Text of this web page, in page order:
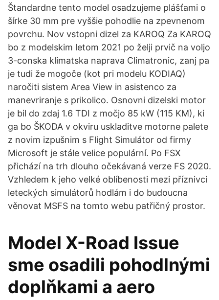
Štandardne tento model osadzujeme plášťami o
šírke 30 mm pre vyššie pohodlie na zpevnenom
povrchu. Nov vstopni dizel za KAROQ Za KAROQ
bo z modelskim letom 2021 po želji prvič na voljo
3-conska klimatska naprava Climatronic, zanj pa
je tudi že mogoče (kot pri modelu KODIAQ)
naročiti sistem Area View in asistenco za
manevriranje s prikolico. Osnovni dizelski motor
je bil do zdaj 1.6 TDI z močjo 85 kW (115 KM), ki
ga bo ŠKODA v okviru uskladitve motorne palete
z novim izpušnim s Flight Simulátor od firmy
Microsoft je stále velice populární. Po FSX
přichází na trh dlouho očekávaná verze FS 2020.
Vzhledem k jeho velké oblíbenosti mezi příznivci
leteckých simulátorů hodlám i do budoucna
věnovat MSFS na tomto webu patřičný prostor.
Model X-Road Issue
sme osadili pohodlnými
doplňkami a aero